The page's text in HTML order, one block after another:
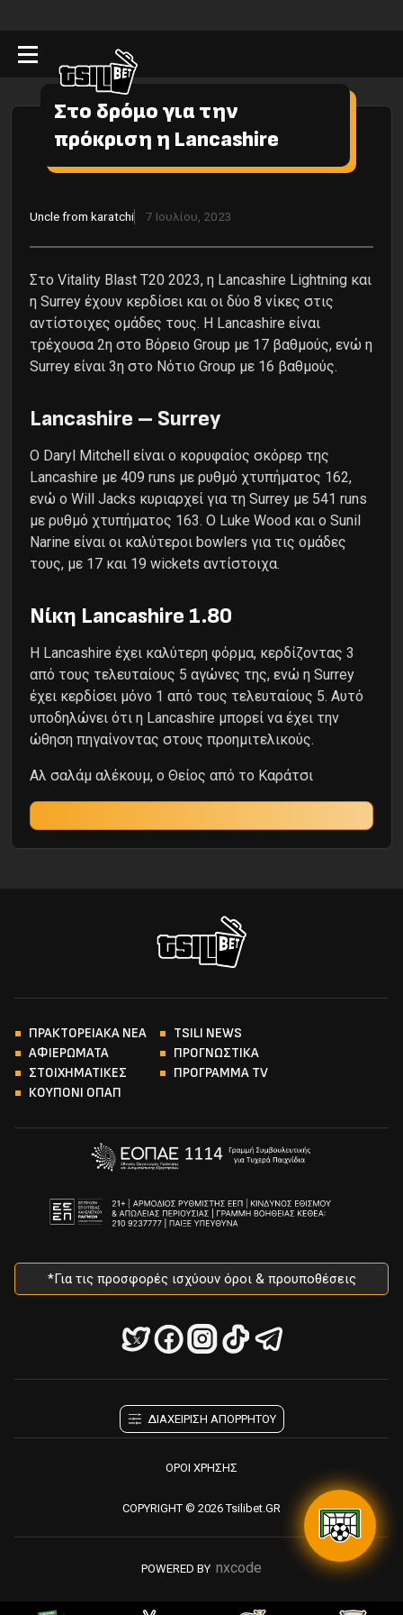
Στο δρόμο για την
πρόκριση η Lancashire
Uncle from karatchi 7 Ιουλίου, 2023
Στο Vitality Blast T20 2023, η Lancashire Lightning και
η Surrey έχουν κερδίσει και οι δύο 8 νίκες στις
αντίστοιχες ομάδες τους. Η Lancashire είναι
τρέχουσα 2η στo Βόρειo Group με 17 βαθμούς, ενώ η
Surrey είναι 3η στo Νότιo Group με 16 βαθμούς.
Lancashire – Surrey
Ο Daryl Mitchell είναι ο κορυφαίος σκόρερ της
Lancashire με 409 runs με ρυθμό χτυπήματος 162,
ενώ ο Will Jacks κυριαρχεί για τη Surrey με 541 runs
με ρυθμό χτυπήματος 163. Ο Luke Wood και ο Sunil
Narine είναι οι καλύτεροι bowlers για τις ομάδες
τους, με 17 και 19 wickets αντίστοιχα.
Νίκη Lancashire 1.80
Η Lancashire έχει καλύτερη φόρμα, κερδίζοντας 3
από τους τελευταίους 5 αγώνες της, ενώ η Surrey
έχει κερδίσει μόνο 1 από τους τελευταίους 5. Αυτό
υποδηλώνει ότι η Lancashire μπορεί να έχει την
ώθηση πηγαίνοντας στους προημιτελικούς.
Αλ σαλάμ αλέκουμ, ο Θείος από το Καράτσι
ΠΡΑΚΤΟΡΕΙΑΚΑ ΝΕΑ
TSILI NEWS
ΑΦΙΕΡΩΜΑΤΑ
ΠΡΟΓΝΩΣΤΙΚΑ
ΣΤΟΙΧΗΜΑΤΙΚΕΣ
ΠΡΟΓΡΑΜΜΑ TV
ΚΟΥΠΟΝΙ ΟΠΑΠ
*Για τις προσφορές ισχύουν όροι & προυποθέσεις
ΔΙΑΧΕΙΡΙΣΗ ΑΠΟΡΡΗΤΟΥ
ΟΡΟΙ ΧΡΗΣΗΣ
POWERED BY nxcode
COPYRIGHT © 2026 Tsilibet.GR